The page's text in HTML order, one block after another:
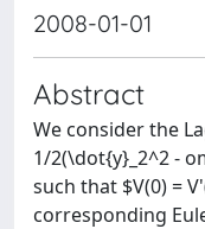
2008-01-01
Abstract
We consider the
1/2(\dot{y}_2^2 -
such that $V(0) =
corresponding